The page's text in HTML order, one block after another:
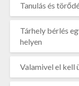
Tanulás és
Tárhely bérlés
helyen
Valamivel el kell